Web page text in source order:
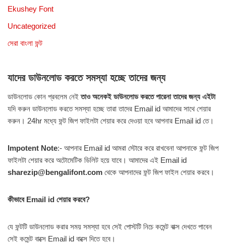
Ekushey Font
Uncategorized
সেরা বাংলা ফন্ট
যাদের ডাউনলোড করতে সমস্যা হচ্ছে তাদের জন্য
ডাউনলোড কোন প্রবলেম নেইতাও অনেকই ডাউনলোড করতে পারেনা তাদের জন্য এইটা
যদি করুন ডাউনলোড করতে সমস্যা হচ্ছে তারা তাদের Email id আমাদের সাথে শেয়ার
করুন। 24hr মধ্যে ফন্ট জিপ ফাইলটা শেয়ার করে দেওয়া হবে আপনার Email id তে।
Impotent Note:- আপনার Email id আমরা স্টোরে করে রাখবেনা আপনাকে ফন্ট জিপ
ফাইলটা শেয়ার করে অটোমেটিক ডিলিট হয়ে যাবে। আমাদের এই Email id
sharezip@bengalifont.com থেকে আপনাদের ফন্ট জিপ ফাইল শেয়ার করবে।
কীভাবে Email id শেয়ার করবে?
যে ফন্টটি ডাউনলোড করার সময় সমস্যা হবে সেই পোস্টটি নিচে কমেন্ট বাক্স দেখতে পাবেন
সেই কমেন্ট বাক্সে Email id বাক্সে দিতে হবে।